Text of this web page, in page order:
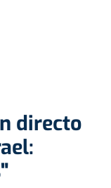
directo